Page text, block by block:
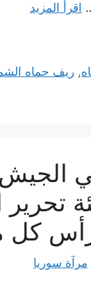
اقرأ المزيد
,ريف حماه
الجيش
كل
مرآة سوريا